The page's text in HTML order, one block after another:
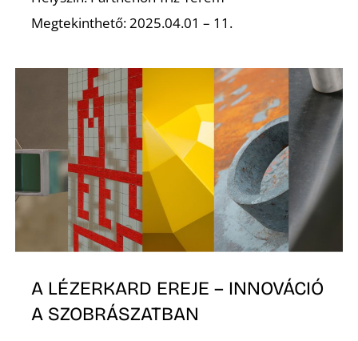
Megtekinthető: 2025.04.01 – 11.
A LÉZERKARD EREJE – INNOVÁCIÓ
A SZOBRÁSZATBAN